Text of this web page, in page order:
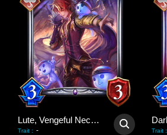
Lute, Vengeful Necromancer
Trait : - Trait :